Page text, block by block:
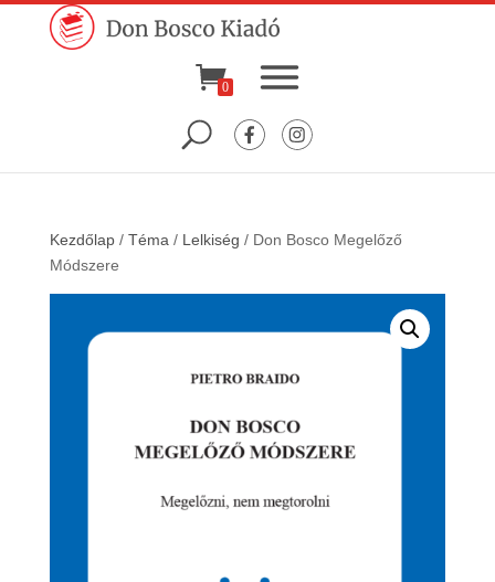
0
Kezdőlap/ Téma / Lelkiség / Don Bosco Megelőző
Módszere